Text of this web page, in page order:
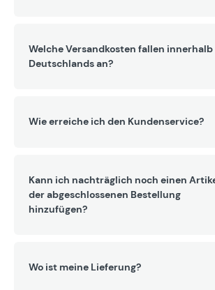
Welche Versandkosten fallen innerhalb
Deutschlands an?
Wie erreiche ich den Kundenservice?
Kann ich nachträglich noch einen
der abgeschlossenen Bestellung
hinzufügen?
Wo ist meine Lieferung?